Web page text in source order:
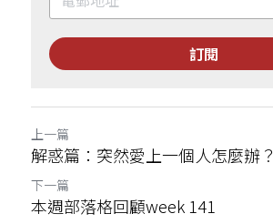
訂閱
上一篇
解惑篇：突然愛上一個人怎麼辦？
下一篇
本週部落格回顧week 141